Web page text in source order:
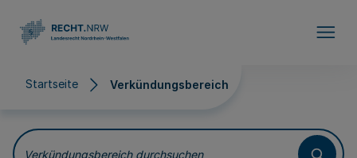
Startseite Verkündungsbereich
Verkündungsbereich